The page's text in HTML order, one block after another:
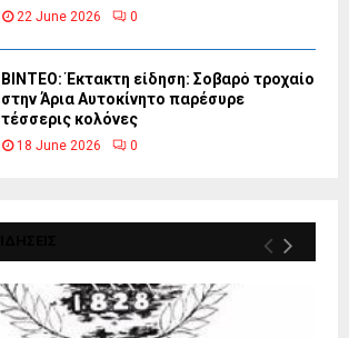
22 June 2026 0
ΒΙΝΤΕΟ: Έκτακτη είδηση: Σοβαρό τροχαίο
στην Άρια Αυτοκίνητο παρέσυρε
τέσσερις κολόνες
18 June 2026 0